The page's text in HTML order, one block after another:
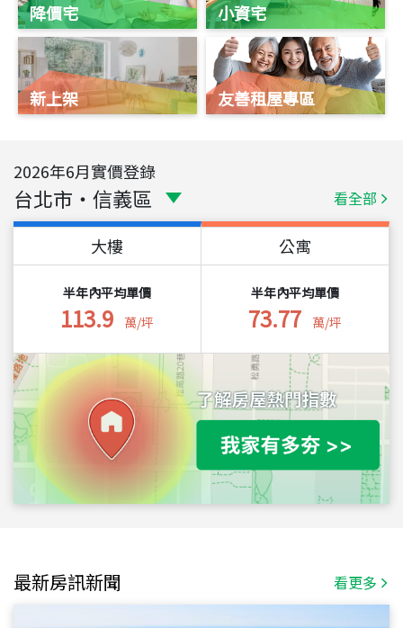
降價宅
新上架
小資宅
友善租屋專區
2026年6月實價登錄
台北市 ・ 信義區 看全部
大樓
半年內平均單價
113.9 萬/坪
公寓
半年內平均單價
73.77 萬/坪
最新房訊新聞 看更多